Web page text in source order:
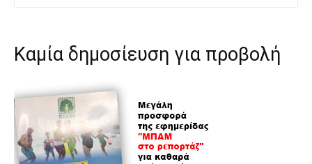
Καμία δημοσίευση για προβολή